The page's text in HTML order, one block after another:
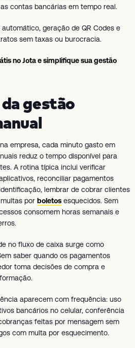
contas bancárias em tempo real.
automático, geração de QR Codes e
sem taxas ou burocracia.
no Jota e simplifique sua gestão
gestão
empresa, cada minuto gasto em
reduz o tempo disponível para
A rotina típica inclui verificar
reconciliar pagamentos
lembrar de cobrar clientes
por boletos esquecidos. Sem
consomem horas semanais e
no fluxo de caixa surge como
saber quando os pagamentos
toma decisões de compra e
aparecem com frequência: uso
bancários no celular, conferência
feitas por mensagem sem
com multa por esquecimento.